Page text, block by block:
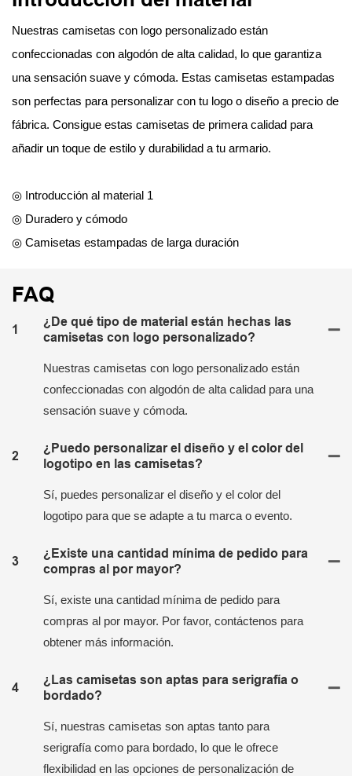
Nuestras camisetas con logo personalizado están
confeccionadas con algodón de alta calidad, lo que garantiza
una sensación suave y cómoda. Estas camisetas estampadas
son perfectas para personalizar con tu logo o diseño a precio de
fábrica. Consigue estas camisetas de primera calidad para
añadir un toque de estilo y durabilidad a tu armario.
◎ Introducción al material 1
◎ Duradero y cómodo
◎ Camisetas estampadas de larga duración
FAQ
1
¿De qué tipo de material están hechas las
camisetas con logo personalizado?
Nuestras camisetas con logo personalizado están
confeccionadas con algodón de alta calidad para una
sensación suave y cómoda.
2
¿Puedo personalizar el diseño y el color del
logotipo en las camisetas?
Sí, puedes personalizar el diseño y el color del
logotipo para que se adapte a tu marca o evento.
3
¿Existe una cantidad mínima de pedido para
compras al por mayor?
Sí, existe una cantidad mínima de pedido para
compras al por mayor. Por favor, contáctenos para
obtener más información.
4
¿Las camisetas son aptas para serigrafía o
bordado?
Sí, nuestras camisetas son aptas tanto para
serigrafía como para bordado, lo que le ofrece
flexibilidad en las opciones de personalización de